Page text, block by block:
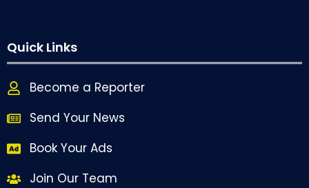
Quick Links
Become a Reporter
Send Your News
Book Your Ads
Join Our Team